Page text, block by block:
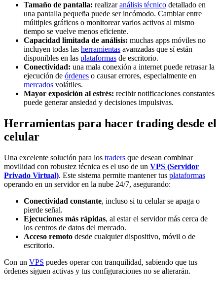
Tamaño de pantalla: realizaranálisis técnico detallado en
una pantalla pequeña puede ser incómodo. Cambiar entre
múltiples gráficos o monitorear varios activos al mismo
tiempo se vuelve menos eficiente.
Capacidad limitada de análisis: muchas apps móviles no
incluyen todas las herramientas avanzadas que sí están
disponibles en las plataformas de escritorio.
Conectividad: una mala conexión a internet puede retrasar la
ejecución de órdenes o causar errores, especialmente en
mercados volátiles.
Mayor exposición al estrés: recibir notificaciones constantes
puede generar ansiedad y decisiones impulsivas.
Herramientas para hacer trading desde el
celular
Una excelente solución para los traders que desean combinar
movilidad con robustez técnica es el uso de un VPS (Servidor
Privado Virtual). Este sistema permite mantener tus plataformas
operando en un servidor en la nube 24/7, asegurando:
Conectividad constante, incluso si tu celular se apaga o
pierde señal.
Ejecuciones más rápidas, al estar el servidor más cerca de
los centros de datos del mercado.
Acceso remoto desde cualquier dispositivo, móvil o de
escritorio.
Con un VPS puedes operar con tranquilidad, sabiendo que tus
órdenes siguen activas y tus configuraciones no se alterarán.